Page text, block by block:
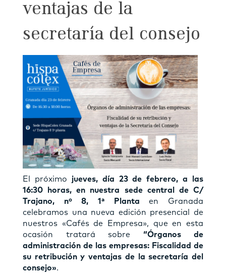
ventajas de la
secretaría del consejo
El próximo jueves, día 23 de febrero, a las
16:30 horas, en nuestra sede central de C/
Trajano, nº 8, 1ª Plantaen Granada
celebramos una nueva edición presencial de
nuestros «Cafés de Empresa», que en esta
ocasión tratará sobre “Órganos de
administración de las empresas: Fiscalidad de
su retribución y ventajas de la secretaría del
consejo».